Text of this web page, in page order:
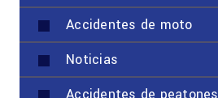
Accidentes de moto
Noticias
Accidentes de peatones